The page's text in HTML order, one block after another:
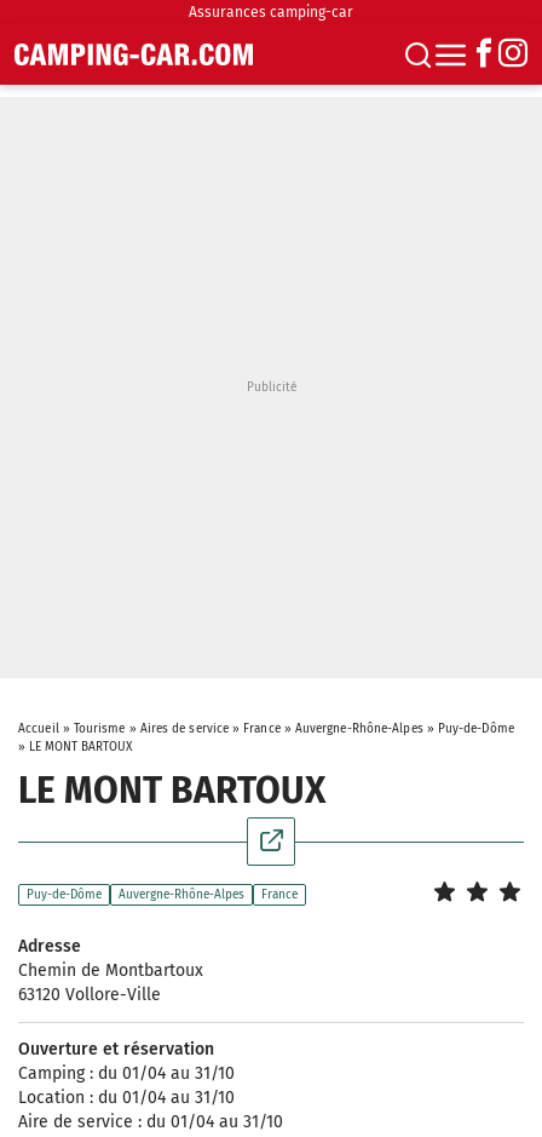
Assurances camping-car
Accueil» Tourisme » Aires de service » France» Auvergne-Rhône-Alpes» Puy-de-Dôme
» LE MONT BARTOUX
LE MONT BARTOUX
Puy-de-Dôme Auvergne-Rhône-Alpes France
Adresse
Chemin de Montbartoux
63120 Vollore-Ville
Ouverture et réservation
Camping : du 01/04 au 31/10
Location : du 01/04 au 31/10
Aire de service : du 01/04 au 31/10